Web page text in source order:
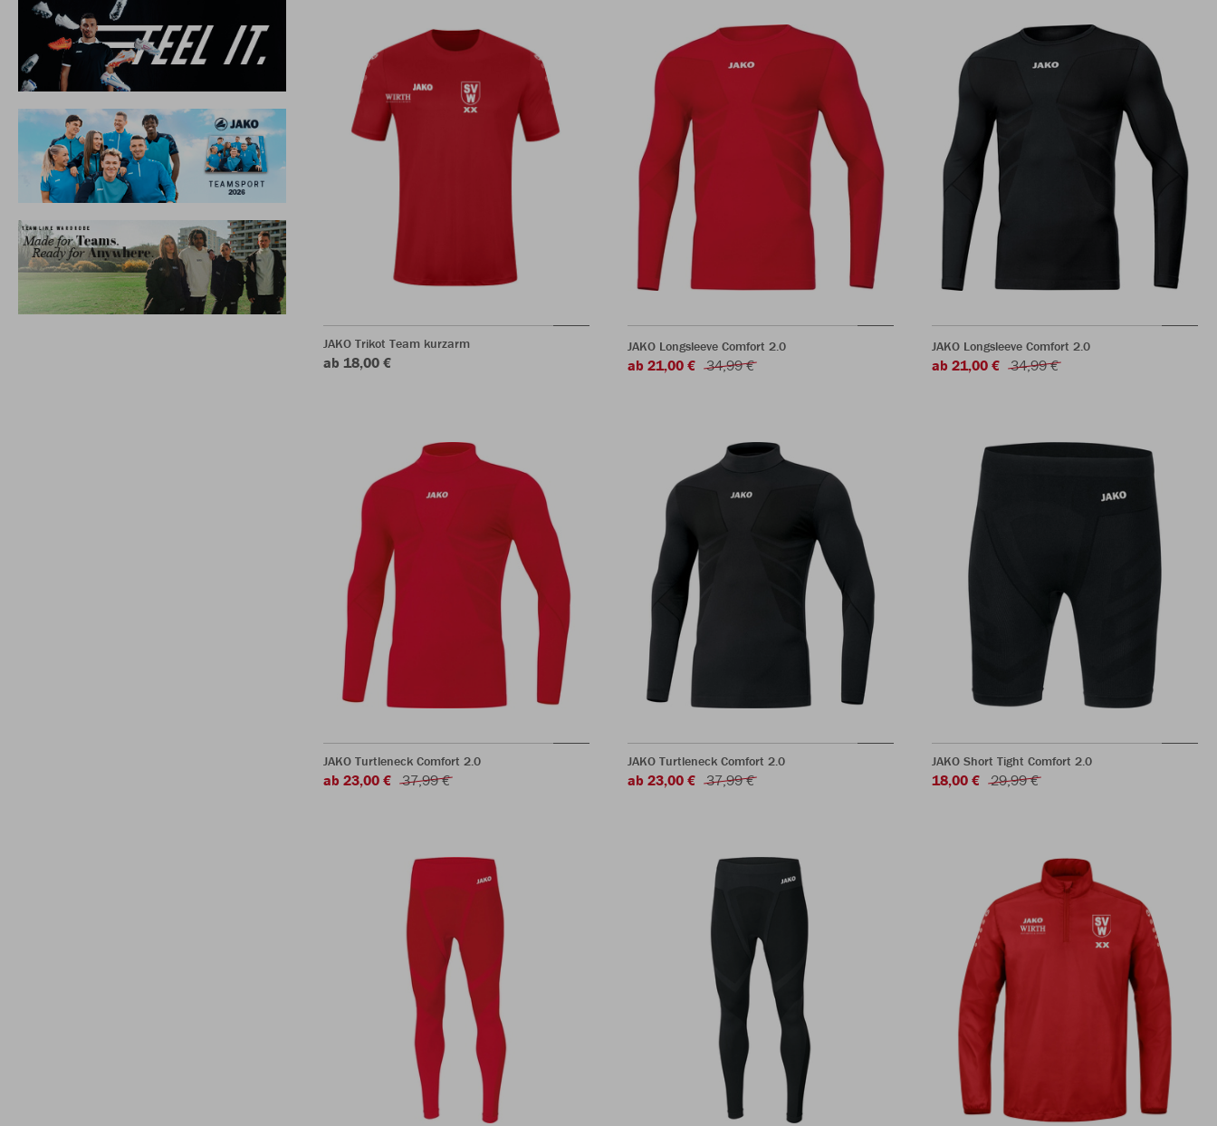
JAKO Trikot Team kurzarm
ab 18,00 €
JAKO Longsleeve Comfort 2.0
ab 21,00 € 34,99 €
JAKO Longsleeve Comfort 2.0
ab 21,00 € 34,99 €
JAKO Turtleneck Comfort 2.0
ab 23,00 € 37,99 €
JAKO Turtleneck Comfort 2.0
ab 23,00 € 37,99 €
JAKO Short Tight Comfort 2.0
18,00 € 29,99 €